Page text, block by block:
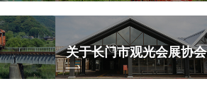
关于长门市观光会展协会